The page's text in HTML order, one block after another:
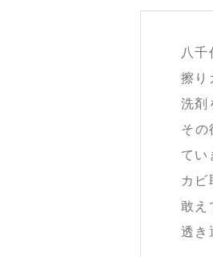
八千
擦り
洗剤
そ
てい
カ
敢え
透き